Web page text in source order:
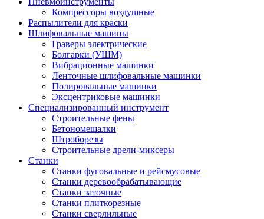
Компрессоры воздушные
Распылители для краски
Шлифовальные машины
Граверы электрические
Болгарки (УШМ)
Вибрационные машинки
Ленточные шлифовальные машинки
Полировальные машинки
Эксцентриковые машинки
Специализированный инструмент
Строительные фены
Бетономешалки
Штроборезы
Строительные дрели-миксеры
Станки
Станки фуговальные и рейсмусовые
Станки деревообрабатывающие
Станки заточные
Станки плиткорезные
Станки сверлильные